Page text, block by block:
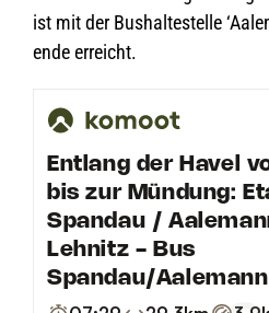
ist mit der Bus­hal­te­stelle
ende erreicht.